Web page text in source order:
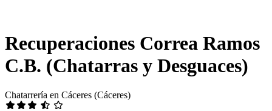
Recuperaciones Correa Ramos
C.B. (Chatarras y Desguaces)
Chatarrería en Cáceres (Cáceres)